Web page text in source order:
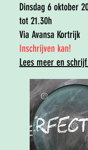
Dinsdag 6 oktober
tot 21.30h
Via Avansa Kortrijk
​Inschrijven kan!​
Lees meer en